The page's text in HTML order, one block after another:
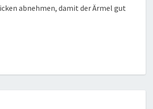
abnehmen, damit der Ärmel gut